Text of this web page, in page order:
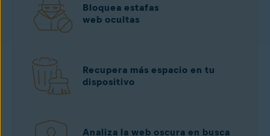
Bloquea estafas
web ocultas
Recupera más espacio en tu
dispositivo
Analiza la web oscura en busca